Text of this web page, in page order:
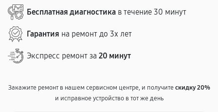
Бесплатная диагностика в течение 30 минут
Гарантия на ремонт до 3х лет
Экспресс ремонт за 20 минут
Закажите ремонт в нашем сервисном центре, и получитескидку 20%
и исправное устройство в тот же день